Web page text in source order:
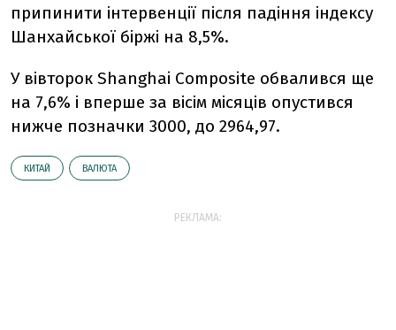
припинити інтервенції після падіння індексу
Шанхайської біржі на 8,5%.
У вівторок Shanghai Composite обвалився ще
на 7,6% і вперше за вісім місяців опустився
нижче позначки 3000, до 2964,97.
КИТАЙ ВАЛЮТА
РЕКЛАМА: